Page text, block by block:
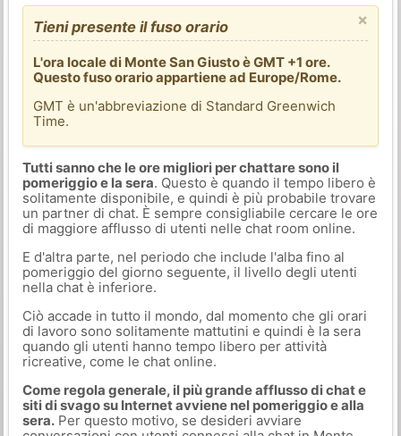
×
Tieni presente il fuso orario
L'ora locale di Monte San Giusto è GMT +1 ore.
Questo fuso orario appartiene ad Europe/Rome.
GMT è un'abbreviazione di Standard Greenwich
Time.
Tutti sanno che le ore migliori per chattare sono il
pomeriggio e la sera. Questo è quando il tempo libero è
solitamente disponibile, e quindi è più probabile trovare
un partner di chat. È sempre consigliabile cercare le ore
di maggiore afflusso di utenti nelle chat room online.
E d'altra parte, nel periodo che include l'alba fino al
pomeriggio del giorno seguente, il livello degli utenti
nella chat è inferiore.
Ciò accade in tutto il mondo, dal momento che gli orari
di lavoro sono solitamente mattutini e quindi è la sera
quando gli utenti hanno tempo libero per attività
ricreative, come le chat online.
Come regola generale, il più grande afflusso di chat e
siti di svago su Internet avviene nel pomeriggio e alla
sera.Per questo motivo, se desideri avviare